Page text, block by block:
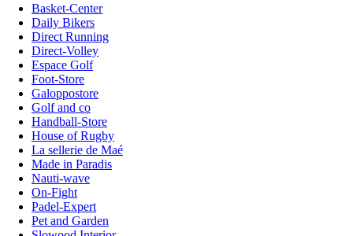
Basket-Center
Daily Bikers
Direct Running
Direct-Volley
Espace Golf
Foot-Store
Galoppostore
Golf and co
Handball-Store
House of Rugby
La sellerie de Maé
Made in Paradis
Nauti-wave
On-Fight
Padel-Expert
Pet and Garden